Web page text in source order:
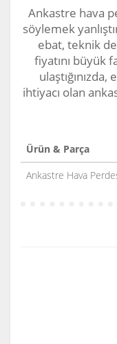
Ankastre hava
söylemek
ebat, teknik
fiyatını büyük
ihtiyacı olan
Ürün & Parça
Ankastre Hava